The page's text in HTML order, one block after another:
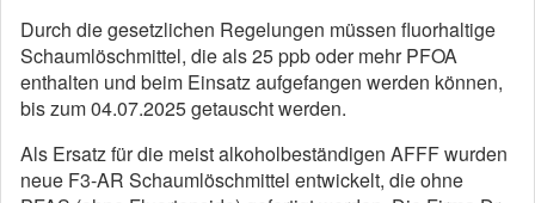
Durch die gesetzlichen Regelungen müssen fluorhaltige
Schaumlöschmittel, die als 25 ppb oder mehr PFOA
enthalten und beim Einsatz aufgefangen werden können,
bis zum 04.07.2025 getauscht werden.
Als Ersatz für die meist alkoholbeständigen AFFF wurden
neue F3-AR Schaumlöschmittel entwickelt, die ohne